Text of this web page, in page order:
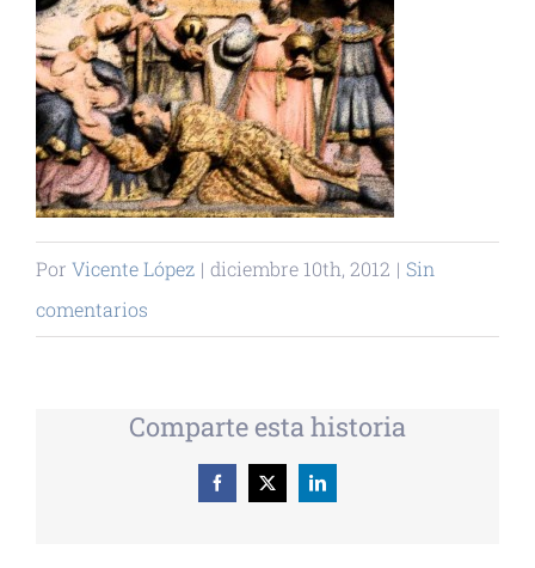
Por Vicente López | diciembre 10th, 2012 | Sin
comentarios
Comparte esta historia
Facebook
X LinkedIn